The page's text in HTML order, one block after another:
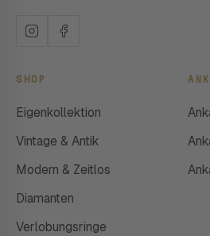
SHOP
Eigenkollektion
Vintage & Antik
Modern & Zeitlos
Diamanten
Verlobungsringe